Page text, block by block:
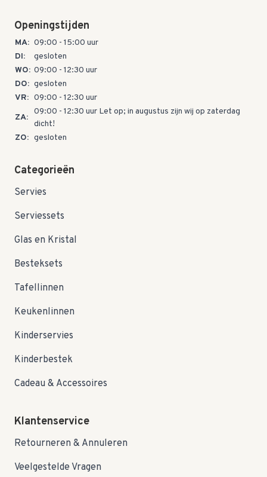
Openingstijden
MA: 09:00 - 15:00 uur
DI:
gesloten
WO: 09:00 - 12:30 uur
DO: gesloten
VR: 09:00 - 12:30 uur
ZA:
09:00 - 12:30 uur Let op; in augustus zijn wij op zaterdag
dicht!
ZO: gesloten
Categorieën
Servies
Serviessets
Glas en Kristal
Besteksets
Tafellinnen
Keukenlinnen
Kinderservies
Kinderbestek
Cadeau & Accessoires
Klantenservice
Retourneren & Annuleren
Veelgestelde Vragen